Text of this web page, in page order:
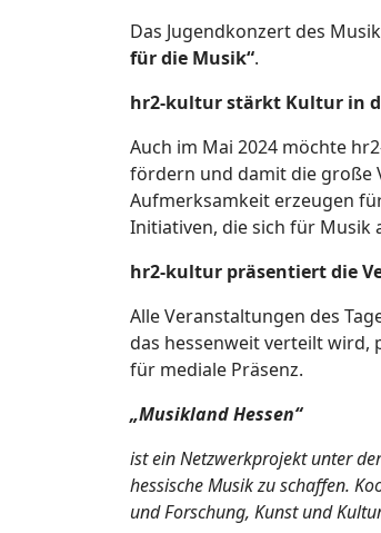
Das Jugendkonzert des
für die Musik“.
hr2-kultur stärkt Kultur in
Auch im Mai 2024 möchte
fördern und damit die große
Aufmerksamkeit erzeugen
Initiativen, die sich für Musik
hr2-kultur präsentiert die
Alle Veranstaltungen des
das hessenweit verteilt wird,
für mediale Präsenz.
„Musikland Hessen“
ist ein Netzwerkprojekt unter
hessische Musik zu schaffen.
und Forschung, Kunst und